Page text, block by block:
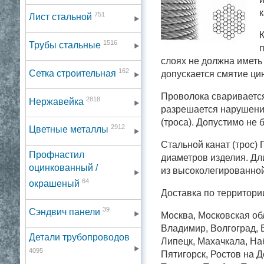
Лист стальной 751
Трубы стальные 1516
Сетка строительная 162
Нержавейка 2818
Цветные металлы 2912
Профнастил
оцинкованный /
окрашеный 64
Сэндвич панели 39
Детали трубопроводов
4095
слоях не должна
допускается смятие
Проволока
разрешается
(троса). Допустимо не
Стальной канат
диаметров изделия.
из
Доставка по
Москва, Московская
Владимир, Волгоград,
Липецк, Махачкала,
Пятигорск, Ростов на